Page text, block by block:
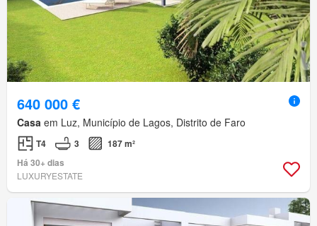
640 000 €
Casa em Luz, Município de Lagos, Distrito de Faro
T4 3
187 m²
Há 30+ dias
LUXURYESTATE